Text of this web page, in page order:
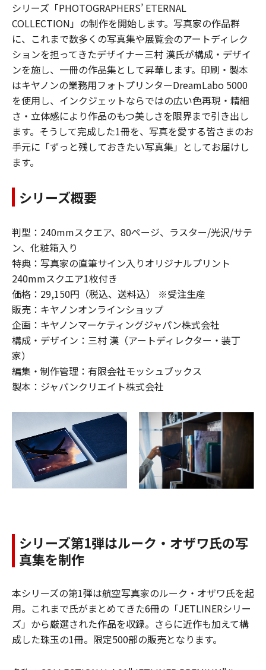
シリーズ「PHOTOGRAPHERS’ ETERNAL
COLLECTION」の制作を開始します。写真家の作品群
に、これまで数多くの写真集や展覧会のアートディレク
ションを担ってきたデザイナー三村 漢氏が構成・デザイ
ンを施し、一冊の作品集として昇華します。印刷・製本
はキヤノンの業務用フォトプリンターDreamLabo 5000
を使用し、インクジェットならではの広い色再現・精細
さ・立体感により作品のもつ美しさを限界まで引き出し
ます。そうして完成した1冊を、写真を愛する皆さまのお
手元に「ずっと残しておきたい写真集」としてお届けし
ます。
シリーズ概要
判型：240mmスクエア、80ページ、ラスター/光沢/サテ
ン、化粧箱入り
特典：写真家の直筆サイン入りオリジナルプリント
240mmスクエア1枚付き
価格：29,150円（税込、送料込） ※受注生産
販売：キヤノンオンラインショップ
企画：キヤノンマーケティングジャパン株式会社
構成・デザイン：三村 漢（アートディレクター・装丁
家）
編集・制作管理：有限会社モッシュブックス
製本：ジャパンクリエイト株式会社
シリーズ第1弾はルーク・オザワ氏の写
真集を制作
本シリーズの第1弾は航空写真家のルーク・オザワ氏を起
用。これまで氏がまとめてきた6冊の「JETLINERシリー
ズ」から厳選された作品を収録。さらに近作も加えて構
成した珠玉の1冊。限定500部の販売となります。